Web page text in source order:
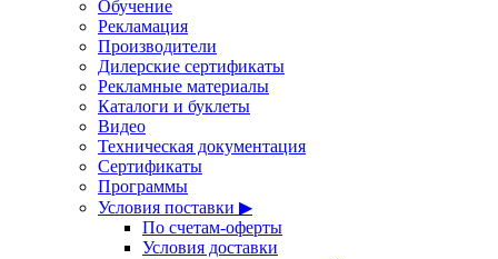
Обучение
Рекламация
Производители
Дилерские сертификаты
Рекламные материалы
Каталоги и буклеты
Видео
Техническая документация
Сертификаты
Программы
Условия поставки ▶
По счетам-оферты
Условия доставки